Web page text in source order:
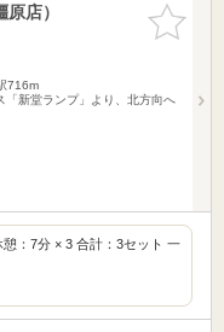
お気に入
りに追加
店）
716m
「新堂ランプ」より、北方向へ
：7分 × 3 合計：3セット 一